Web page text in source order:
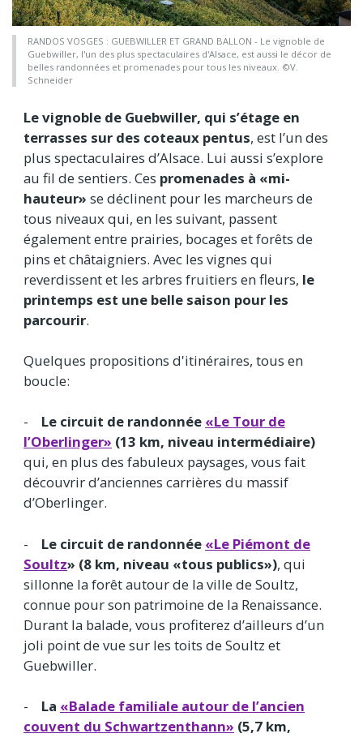
RANDOS VOSGES : GUEBWILLER ET GRAND BALLON - Le vignoble de
Guebwiller, l'un des plus spectaculaires d'Alsace, est aussi le décor de
belles randonnées et promenades pour tous les niveaux. ©V.
Schneider
Le vignoble de Guebwiller, qui s’étage en
terrasses sur des coteaux pentus, est l’un des
plus spectaculaires d’Alsace. Lui aussi s’explore
au fil de sentiers. Ces promenades à «mi-
hauteur» se déclinent pour les marcheurs de
tous niveaux qui, en les suivant, passent
également entre prairies, bocages et forêts de
pins et châtaigniers. Avec les vignes qui
reverdissent et les arbres fruitiers en fleurs, le
printemps est une belle saison pour les
parcourir.
Quelques propositions d'itinéraires, tous en
boucle:
- Le circuit de randonnée «Le Tour de
l’Oberlinger» (13 km, niveau intermédiaire)
qui, en plus des fabuleux paysages, vous fait
découvrir d’anciennes carrières du massif
d’Oberlinger.
- Le circuit de randonnée «Le Piémont de
Soultz» (8 km, niveau «tous publics»), qui
sillonne la forêt autour de la ville de Soultz,
connue pour son patrimoine de la Renaissance.
Durant la balade, vous profiterez d’ailleurs d’un
joli point de vue sur les toits de Soultz et
Guebwiller.
- La «Balade familiale autour de l’ancien
couvent du Schwartzenthann» (5,7 km,